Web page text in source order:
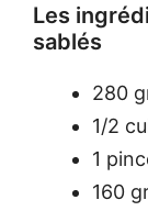
Les
sablés
280
1/2
1
160